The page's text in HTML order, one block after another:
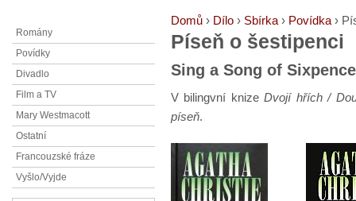
Domů › Dílo › Sbírka › Povídka ›
Píseň o šestipenci
Sing a Song of Sixpence
V bilingvní knizeDvojí hřích /
píseň.
Romány
Povídky
Divadlo
Film a TV
Mary Westmacott
Ostatní
Francouzské fráze
Vyšlo/Vyjde